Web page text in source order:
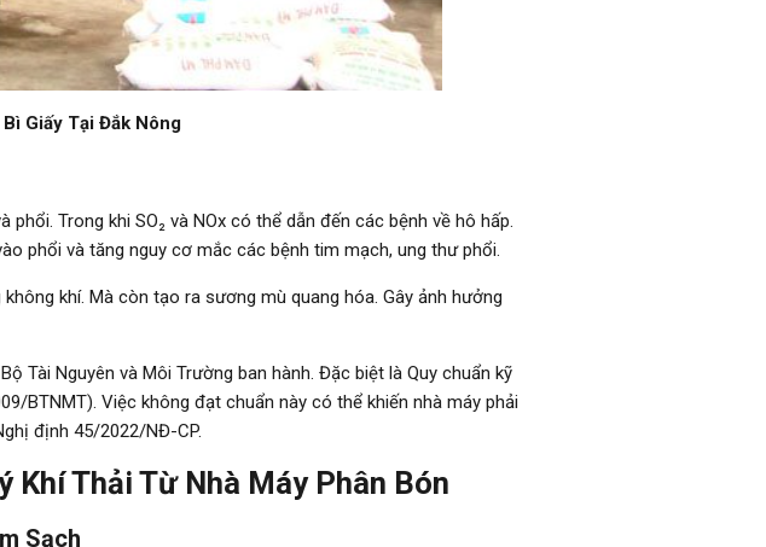
Giấy Tại Đắk Nông
Trong khi SO₂ và NOx có thể dẫn đến các bệnh về hô hấp.
phổi và tăng nguy cơ mắc các bệnh tim mạch, ung thư phổi.
khí. Mà còn tạo ra sương mù quang hóa. Gây ảnh hưởng
Tài Nguyên và Môi Trường ban hành. Đặc biệt là Quy chuẩn kỹ
BTNMT). Việc không đạt chuẩn này có thể khiến nhà máy phải
định 45/2022/NĐ-CP.
Khí Thải Từ Nhà Máy Phân Bón
Sạch